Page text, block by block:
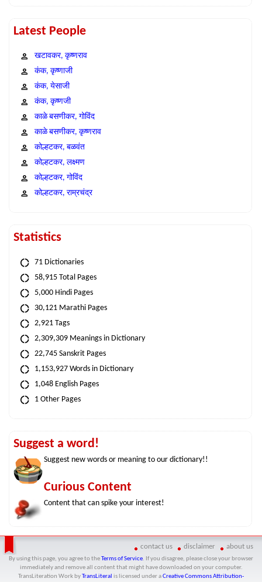
Latest People
खटावकर, कृष्णराव
कंक, कृष्णाजी
कंक, येसाजी
कंक, कृष्णजी
काळे बसणीकर, गोविंद
काळे बसणीकर, कृष्णराव
कोल्हटकर, बळवंत
कोल्हटकर, लक्ष्मण
कोल्हटकर, गोविंद
कोल्हटकर, राम्रचंद्र
Statistics
71 Dictionaries
58,915 Total Pages
5,000 Hindi Pages
30,121 Marathi Pages
2,921 Tags
2,309,309 Meanings in Dictionary
22,745 Sanskrit Pages
1,153,927 Words in Dictionary
1,048 English Pages
1 Other Pages
Suggest a word!
Suggest new words or meaning to our dictionary!!
Curious Content
Content that can spike your interest!
contact us disclaimer about us
By using this page, you agree to the Terms of Service. If you disagree, please close your browser
immediately and remove all content that might have downloaded on your computer.
TransLiteration Workby TransLiteral is licensed under aCreative Commons Attribution-